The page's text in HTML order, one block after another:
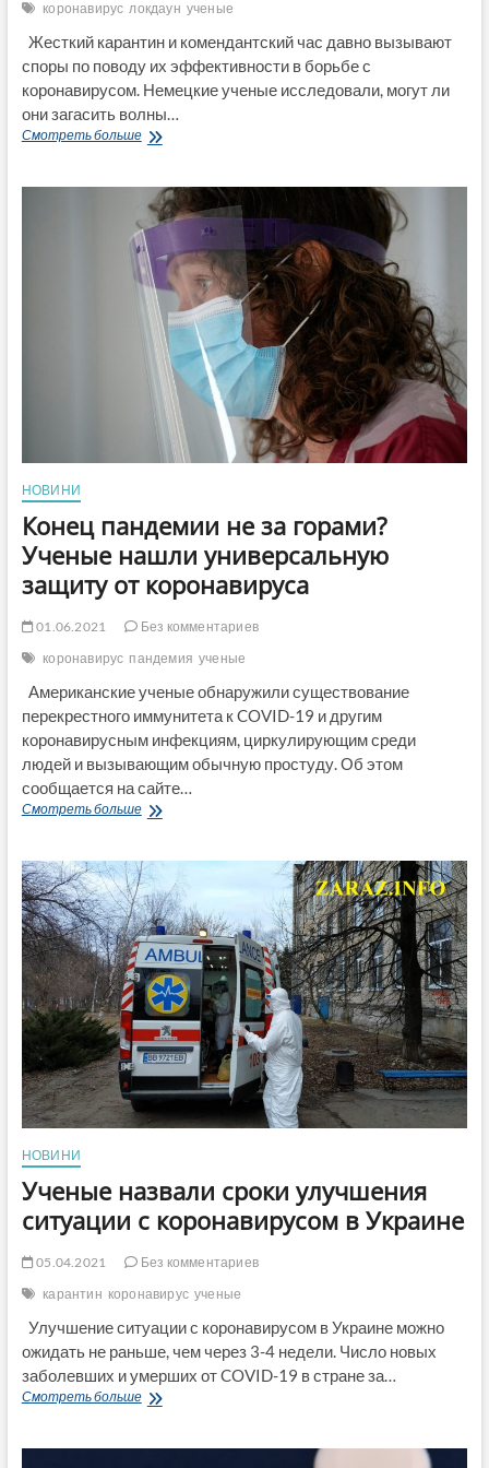
коронавирус локдаун ученые
Жесткий карантин и комендантский час давно вызывают
споры по поводу их эффективности в борьбе с
коронавирусом. Немецкие ученые исследовали, могут ли
они загасить волны…
Смотреть большеУченые
выводу,
что
эффект
коронавирусных
локдаунов
минимальный
НОВИНИ
Конец пандемии не за горами?
Ученые нашли универсальную
защиту от коронавируса
01.06.2021
Без комментариев
коронавирус пандемия ученые
Американские ученые обнаружили существование
перекрестного иммунитета к COVID-19 и другим
коронавирусным инфекциям, циркулирующим среди
людей и вызывающим обычную простуду. Об этом
сообщается на сайте…
Смотреть большеКонец
за
горами?
Ученые
нашли
универсальную
защиту
от
коронавируса
НОВИНИ
Ученые назвали сроки улучшения
ситуации с коронавирусом в Украине
05.04.2021
Без комментариев
карантин коронавирус ученые
Улучшение ситуации с коронавирусом в Украине можно
ожидать не раньше, чем через 3-4 недели. Число новых
заболевших и умерших от COVID-19 в стране за…
Смотреть большеУченые